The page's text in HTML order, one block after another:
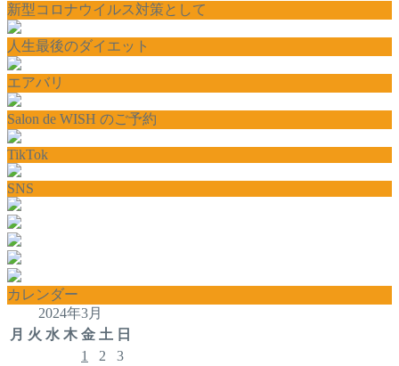
新型コロナウイルス対策として
人生最後のダイエット
エアバリ
Salon de WISH のご予約
TikTok
SNS
カレンダー
2024年3月
月 火 水 木 金 土 日
1
2
3